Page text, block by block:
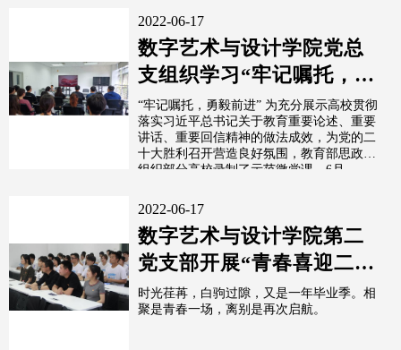
2022-06-17
数字艺术与设计学院党总
支组织学习“牢记嘱托，勇
毅前进”第二期高校党组织
示范微党课
“牢记嘱托，勇毅前进” 为充分展示高校贯彻
落实习近平总书记关于教育重要论述、重要
讲话、重要回信精神的做法成效，为党的二
十大胜利召开营造良好氛围，教育部思政司
组织部分高校录制了示范微党课。6月...
2022-06-17
数字艺术与设计学院第二
党支部开展“青春喜迎二十
大、百年奋斗正芳华”2022
届...
时光荏苒，白驹过隙，又是一年毕业季。相
聚是青春一场，离别是再次启航。